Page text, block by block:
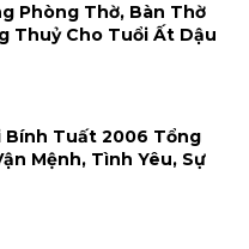
Phòng Thờ, Bàn Thờ
Thuỷ Cho Tuổi Ất Dậu
Bính Tuất 2006 Tổng
Mệnh, Tình Yêu, Sự